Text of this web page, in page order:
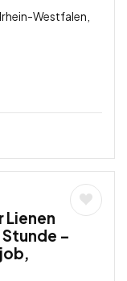
Westfalen,
–